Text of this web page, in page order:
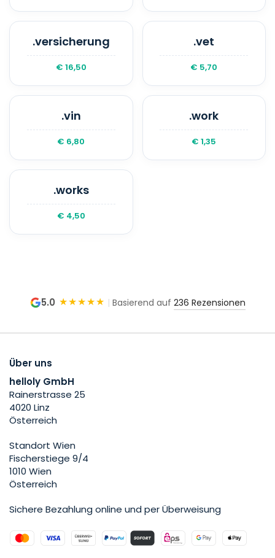
.versicherung
€ 16,50
.vet
€ 5,70
.vin
€ 6,80
.work
€ 1,35
.works
€ 4,50
5.0 ★★★★★ | Basierend auf 236 Rezensionen
Über uns
helloly GmbH
Rainerstrasse 25
4020 Linz
Österreich
Standort Wien
Fischerstiege 9/4
1010 Wien
Österreich
Sichere Bezahlung online und per Überweisung